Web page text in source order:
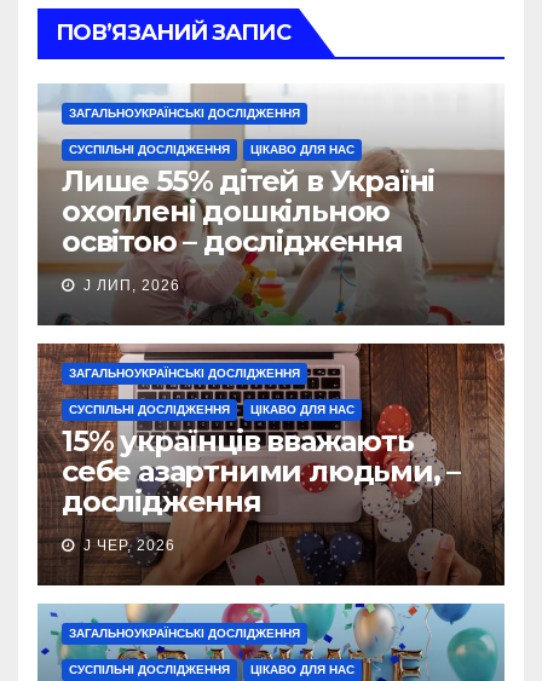
ПОВ’ЯЗАНИЙ ЗАПИС
ЗАГАЛЬНОУКРАЇНСЬКІ ДОСЛІДЖЕННЯ
СУСПІЛЬНІ ДОСЛІДЖЕННЯ ЦІКАВО ДЛЯ НАС
Лише 55% дітей в Україні
охоплені дошкільною
освітою – дослідження
J ЛИП, 2026
ЗАГАЛЬНОУКРАЇНСЬКІ ДОСЛІДЖЕННЯ
СУСПІЛЬНІ ДОСЛІДЖЕННЯ ЦІКАВО ДЛЯ НАС
15% українців вважають
себе азартними людьми, –
дослідження
J ЧЕР, 2026
ЗАГАЛЬНОУКРАЇНСЬКІ ДОСЛІДЖЕННЯ
СУСПІЛЬНІ ДОСЛІДЖЕННЯ ЦІКАВО ДЛЯ НАС